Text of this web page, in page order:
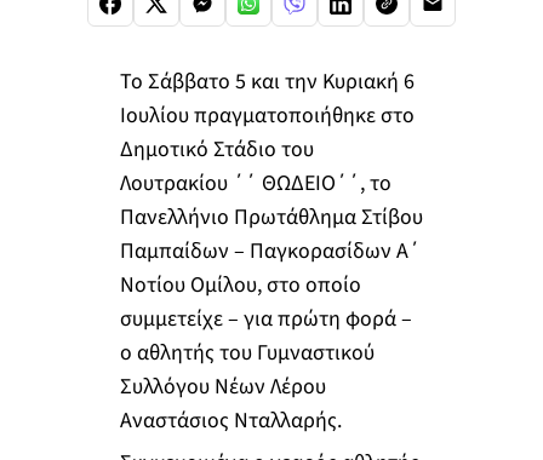
Το Σάββατο 5 και την Κυριακή 6
Ιουλίου πραγματοποιήθηκε στο
Δημοτικό Στάδιο του
Λουτρακίου ΄΄ ΘΩΔΕΙΟ΄΄, το
Πανελλήνιο Πρωτάθλημα Στίβου
Παμπαίδων – Παγκορασίδων Α΄
Νοτίου Ομίλου, στο οποίο
συμμετείχε – για πρώτη φορά –
ο αθλητής του Γυμναστικού
Συλλόγου Νέων Λέρου
Αναστάσιος Νταλλαρής.